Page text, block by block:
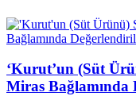
‘Kurut’un (Süt
Miras Bağlamında